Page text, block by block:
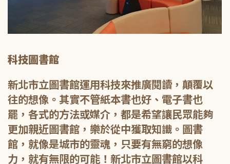
科技圖書館
新北市立圖書館運用科技來推廣閱讀，顛覆以
往的想像。其實不管紙本書也好、電子書也
罷，各式的方法或媒介，都是希望讓民眾能夠
更加親近圖書館，樂於從中獲取知識。圖書
館，就像是城市的靈魂，只要有無窮的想像
力，就有無限的可能！新北市立圖書館以科